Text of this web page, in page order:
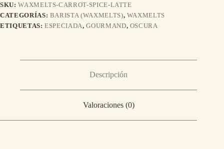
SKU:WAXMELTS-CARROT-SPICE-LATTE
CATEGORÍAS: BARISTA (WAXMELTS), WAXMELTS
ETIQUETAS:ESPECIADA,GOURMAND, OSCURA
Descripción
Valoraciones (0)